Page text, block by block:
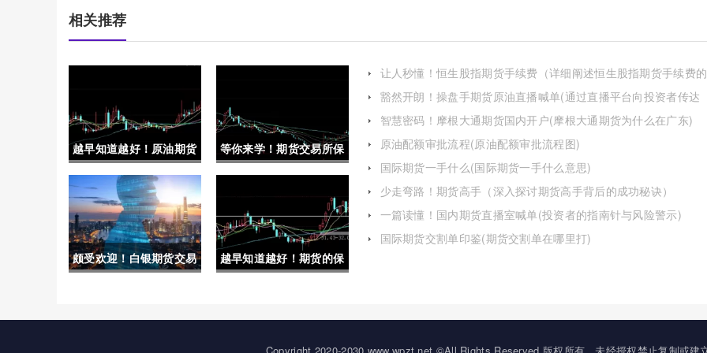
相关推荐
越早知道越好！原油期货
直播室免费喊单(为投资
者提供了一个全新的交流
和学习平台)
等你来学！期货交易所保
证金(期货交易所保证金
一览表2022)
颇受欢迎！白银期货交易
与影响）
越早知道越好！期货的保
况和个人风险承受能力)
让人秒懂！恒生股指期货手续费（详细阐述恒生股指期货手续费的
构成）
豁然开朗！操盘手期货原油直播喊单(通过直播平台向投资者传达
交易信号和策略)
智慧密码！摩根大通期货国内开户(摩根大通期货为什么在广东)
原油配额审批流程(原油配额审批流程图)
国际期货一手什么(国际期货一手什么意思)
少走弯路！期货高手（深入探讨期货高手背后的成功秘诀）
一篇读懂！国内期货直播室喊单(投资者的指南针与风险警示)
国际期货交割单印鉴(期货交割单在哪里打)